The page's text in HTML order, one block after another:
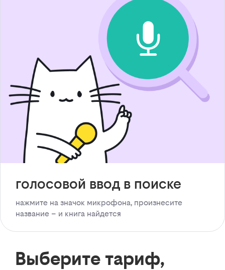
голосовой ввод в поиске
нажмите на значок микрофона, произнесите
название – и книга найдется
Выберите тариф,